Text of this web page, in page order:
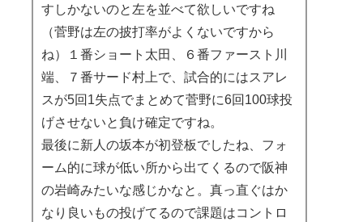
すしかないのと左を並べて欲しいですね
（菅野は左の披打率がよくないですから
ね）１番ショート太田、６番ファースト川
端、７番サード村上で、試合的にはスアレ
スが5回1失点でまとめて菅野に6回100球投
げさせないと負け確定ですね。
最後に新人の坂本が初登板でしたね、フォ
ーム的に球が低い所から出てくるので阪神
の岩崎みたいな感じかなと。真っ直ぐはか
なり良いもの投げてるので課題はコントロ